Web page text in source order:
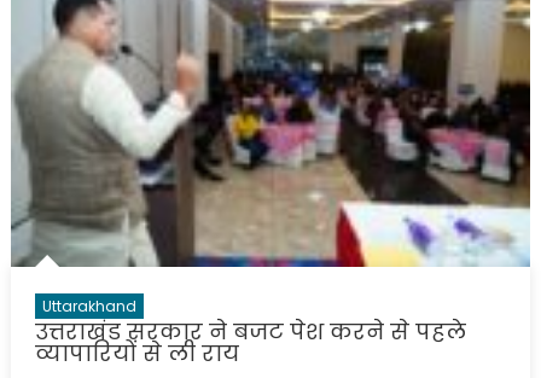
Uttarakhand
उत्तराखंड सरकार ने बजट पेश करने से पहले
व्यापारियों से ली राय